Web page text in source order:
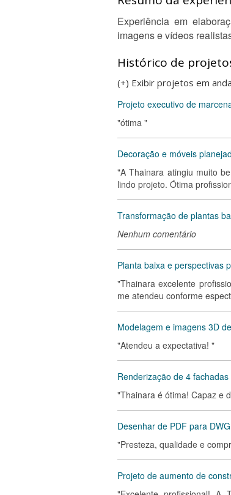
Experiência em
imagens e vídeos
Histórico de
(+) Exibir projetos em
Projeto executivo de
"ótima "
Decoração e móveis
"A Thainara atingiu muito
lindo projeto. Ótima
Transformação de plantas
Nenhum comentário
Planta baixa e perspectivas
"Thainara excelente
me atendeu conforme
Modelagem e imagens 3D
"Atendeu a expectativa! "
Renderização de 4 fachadas
"Thainara é ótima! Capaz e
Desenhar de PDF para
"Presteza, qualidade e
Projeto de aumento de